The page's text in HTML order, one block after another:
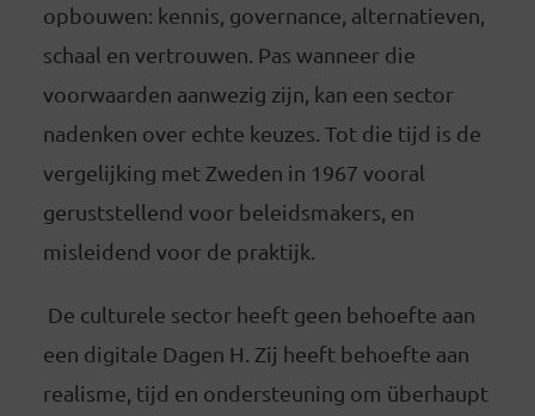
opbouwen: kennis, governance, alternatieven,
schaal en vertrouwen. Pas wanneer die
voorwaarden aanwezig zijn, kan een sector
nadenken over echte keuzes. Tot die tijd is de
vergelijking met Zweden in 1967 vooral
geruststellend voor beleidsmakers, en
misleidend voor de praktijk.
De culturele sector heeft geen behoefte aan
een digitale Dagen H. Zij heeft behoefte aan
realisme, tijd en ondersteuning om überhaupt